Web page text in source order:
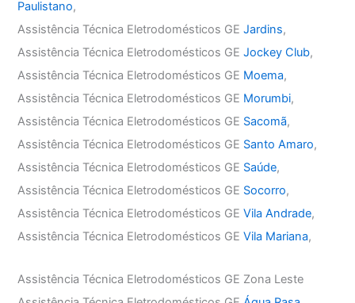
Paulistano,
Assistência Técnica Eletrodomésticos GEJardins,
Assistência Técnica Eletrodomésticos GEJockey Club,
Assistência Técnica Eletrodomésticos GE Moema,
Assistência Técnica Eletrodomésticos GE Morumbi,
Assistência Técnica Eletrodomésticos GE Sacomã,
Assistência Técnica Eletrodomésticos GE Santo Amaro,
Assistência Técnica Eletrodomésticos GE Saúde,
Assistência Técnica Eletrodomésticos GE Socorro,
Assistência Técnica Eletrodomésticos GEVila Andrade,
Assistência Técnica Eletrodomésticos GEVila Mariana,
Assistência Técnica Eletrodomésticos GE Zona Leste